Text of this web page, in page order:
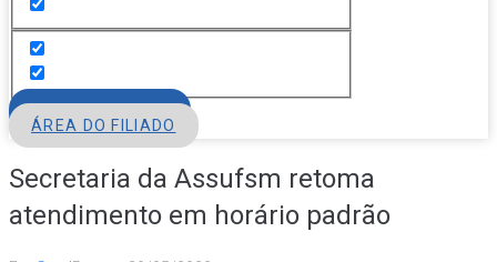
ÁREA DO FILIADO
Secretaria da Assufsm retoma
atendimento em horário padrão